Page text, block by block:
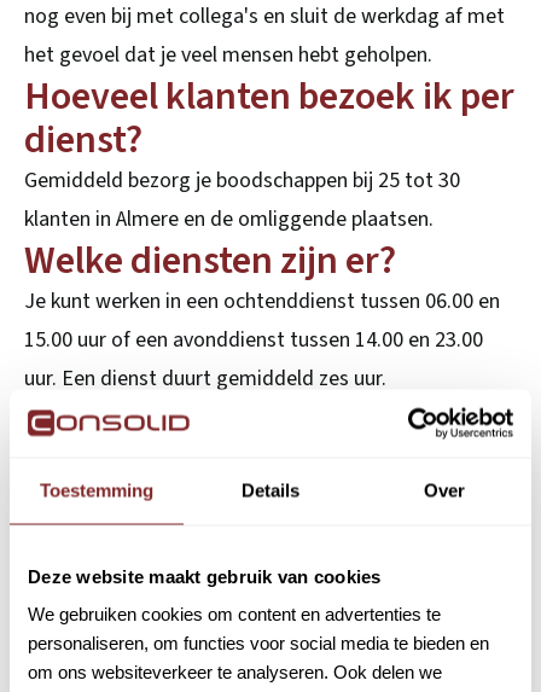
Toestemming Details Over
Deze website maakt gebruik van cookies
We gebruiken cookies om content en advertenties te
personaliseren, om functies voor social media te bieden en
om ons websiteverkeer te analyseren. Ook delen we
nog even bij met collega's en sluit de werkdag af met
het gevoel dat je veel mensen hebt geholpen.
Hoeveel klanten bezoek ik per
dienst?
Gemiddeld bezorg je boodschappen bij 25 tot 30
klanten in Almere en de omliggende plaatsen.
Welke diensten zijn er?
Je kunt werken in een ochtenddienst tussen 06.00 en
15.00 uur of een avonddienst tussen 14.00 en 23.00
uur. Een dienst duurt gemiddeld zes uur.
Heb ik ervaring nodig?
zelfstandig werkt, leren wij je de rest tijdens jouw
Functie-eisen Chauffeur B
Boodschappen | Albert